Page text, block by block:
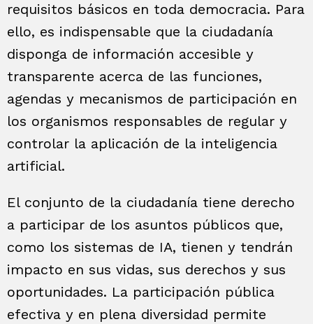
requisitos básicos en toda democracia. Para
ello, es indispensable que la ciudadanía
disponga de información accesible y
transparente acerca de las funciones,
agendas y mecanismos de participación en
los organismos responsables de regular y
controlar la aplicación de la inteligencia
artificial.
El conjunto de la ciudadanía tiene derecho
a participar de los asuntos públicos que,
como los sistemas de IA, tienen y tendrán
impacto en sus vidas, sus derechos y sus
oportunidades. La participación pública
efectiva y en plena diversidad permite